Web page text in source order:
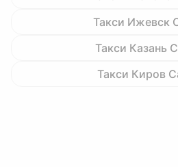
Такси Ижевск
Такси Казань
Такси Киров